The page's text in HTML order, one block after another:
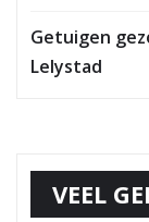
Getuigen
Lelystad
VEEL